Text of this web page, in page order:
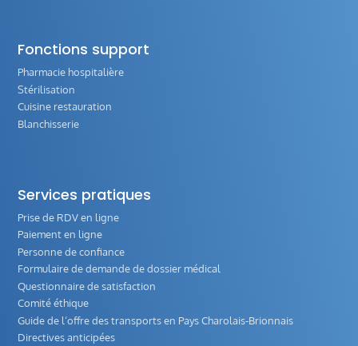
Fonctions support
Pharmacie hospitalière
Stérilisation
Cuisine restauration
Blanchisserie
Services pratiques
Prise de RDV en ligne
Paiement en ligne
Personne de confiance
Formulaire de demande de dossier médical
Questionnaire de satisfaction
Comité éthique
Guide de l‘offre des transports en Pays Charolais-Brionnais
Directives anticipées